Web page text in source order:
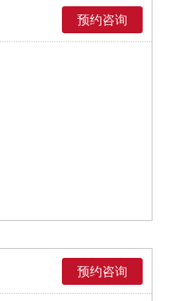
预约咨询
预约咨询